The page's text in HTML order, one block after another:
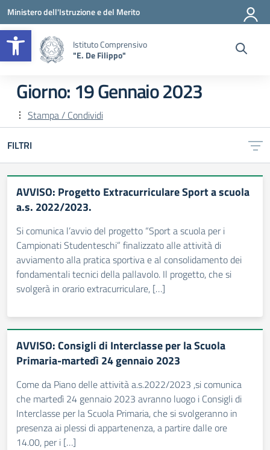
Apri la barra degli strumenti
Vai ai contenuti
Vai al menu di navigazione
Vai al footer
Ministero dell'Istruzione e del Merito
Istituto Comprensivo
"E. De Filippo"
Giorno: 19 Gennaio 2023
Stampa / Condividi
FILTRI
AVVISO: Progetto Extracurriculare Sport a scuola
a.s. 2022/2023.
Si comunica l’avvio del progetto “Sport a scuola per i
Campionati Studenteschi” finalizzato alle attività di
avviamento alla pratica sportiva e al consolidamento dei
fondamentali tecnici della pallavolo. Il progetto, che si
svolgerà in orario extracurriculare, […]
AVVISO: Consigli di Interclasse per la Scuola
Primaria-martedì 24 gennaio 2023
Come da Piano delle attività a.s.2022/2023 ,si comunica
che martedì 24 gennaio 2023 avranno luogo i Consigli di
Interclasse per la Scuola Primaria, che si svolgeranno in
presenza ai plessi di appartenenza, a partire dalle ore
14.00, per i […]